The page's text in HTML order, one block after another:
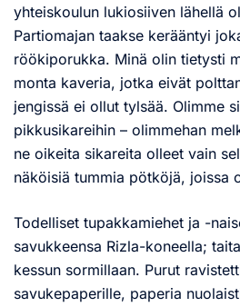
yhteiskoulun lukiosiiven lähellä
Partiomajan taakse kerääntyi
röökiporukka. Minä olin tietysti
monta kaveria, jotka eivät
jengissä ei ollut tylsää. Olimme
pikkusikareihin – olimmehan
ne oikeita sikareita olleet vain
näköisiä tummia pötköjä, joissa
Todelliset tupakkamiehet ja -
savukkeensa Rizla-koneella;
kessun sormillaan. Purut
savukepaperille, paperia